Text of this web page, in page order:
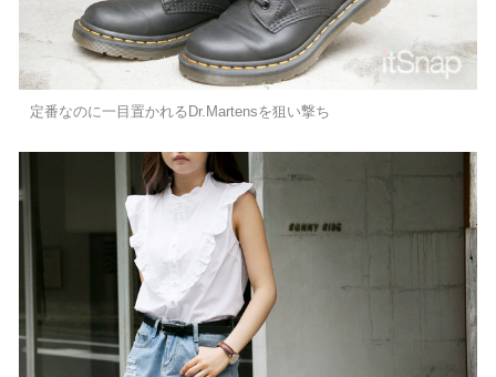
定番なのに一目置かれるDr.Martensを狙い撃ち